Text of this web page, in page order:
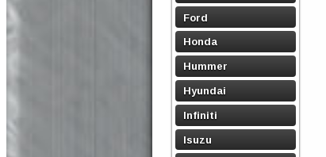
Ford
Honda
Hummer
Hyundai
Infiniti
Isuzu